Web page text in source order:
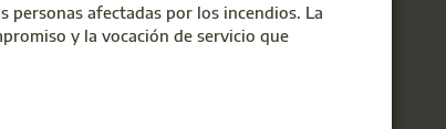
afectadas por los incendios. La
y la vocación de servicio que